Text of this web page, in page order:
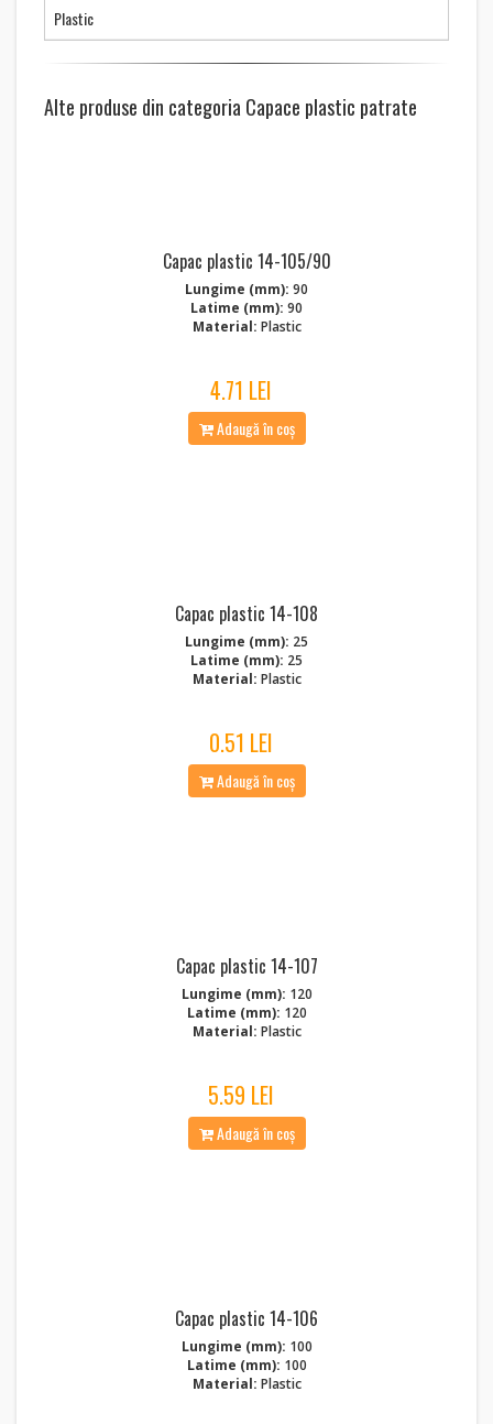
Plastic
Alte produse din categoria Capace plastic patrate
Capac plastic 14-105/90
Lungime (mm): 90
Latime (mm): 90
Material: Plastic
4.71 LEI
Adaugă în coș
Capac plastic 14-108
Lungime (mm): 25
Latime (mm): 25
Material: Plastic
0.51 LEI
Adaugă în coș
Capac plastic 14-107
Lungime (mm): 120
Latime (mm): 120
Material: Plastic
5.59 LEI
Adaugă în coș
Capac plastic 14-106
Lungime (mm): 100
Latime (mm): 100
Material: Plastic